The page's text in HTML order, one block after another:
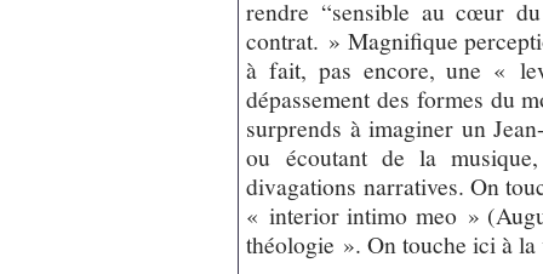
rendre “sensible au cœur
contrat. » Magnifique
à fait, pas encore, une «
dépassement des formes du
surprends à imaginer un
ou écoutant de la
divagations narratives. On
« interior intimo meo »
théologie ». On touche ici à